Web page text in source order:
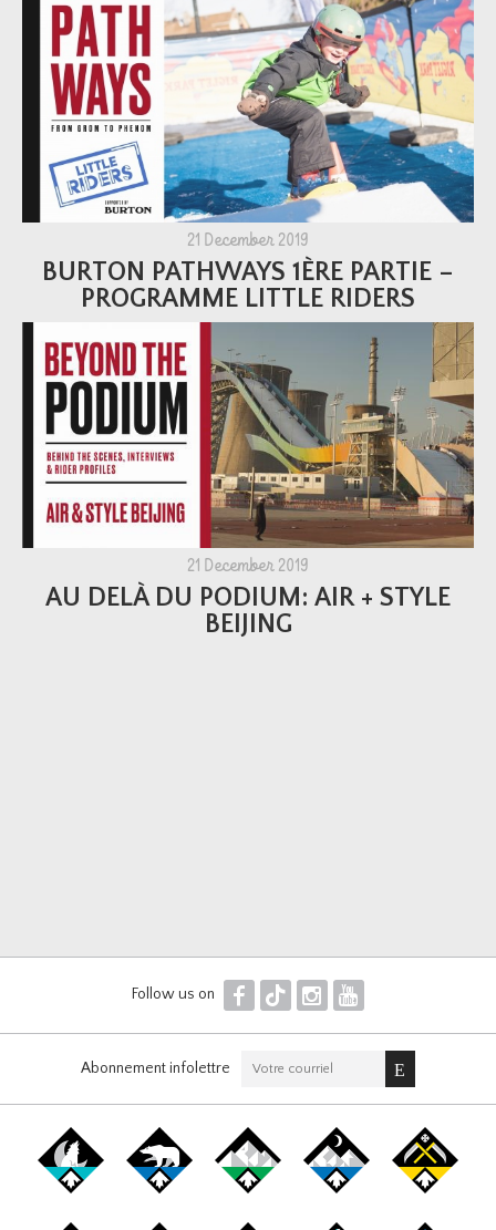
21 December 2019
BURTON PATHWAYS 1ÈRE PARTIE –
PROGRAMME LITTLE RIDERS
21 December 2019
AU DELÀ DU PODIUM: AIR + STYLE
BEIJING
Follow us on F T I Y
Abonnement infolettre